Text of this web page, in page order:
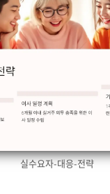
실수요자-대응-전략